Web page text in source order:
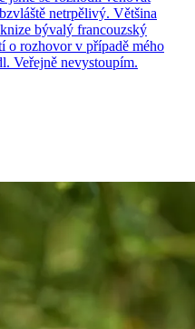
netrpělivý. Většina
bývalý francouzský
o rozhovor v případě mého
Veřejně nevystoupím.